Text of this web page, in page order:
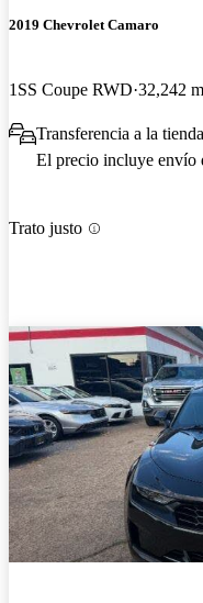
2019 Chevrolet Camaro
1SS Coupe RWD 32,242
Transferencia a la
El precio incluye envío
Trato justo